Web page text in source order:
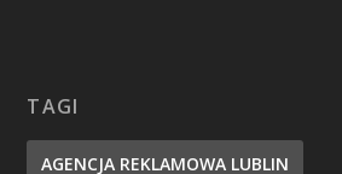
TAGI
AGENCJA REKLAMOWA LUBLIN